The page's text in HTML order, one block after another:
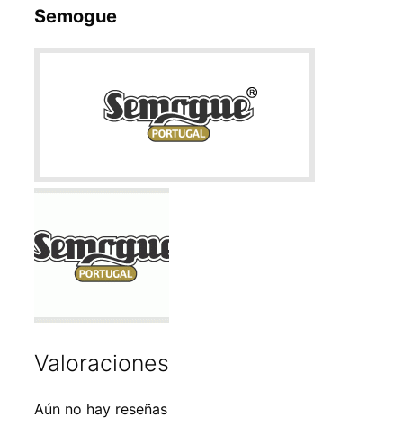
Semogue
Valoraciones
Aún no hay reseñas